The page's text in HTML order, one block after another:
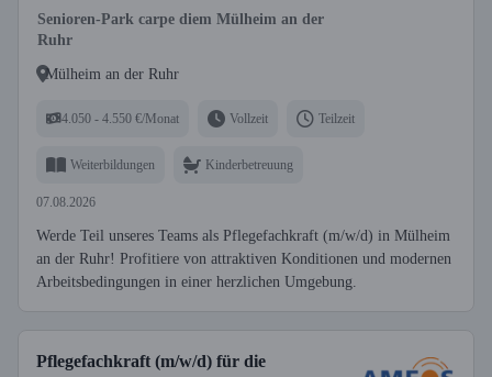
Senioren-Park carpe diem Mülheim an der
Ruhr
Mülheim an der Ruhr
4.050 - 4.550 €/Monat Vollzeit Teilzeit
Weiterbildungen Kinderbetreuung
07.08.2026
Werde Teil unseres Teams als Pflegefachkraft (m/w/d) in Mülheim
an der Ruhr! Profitiere von attraktiven Konditionen und modernen
Arbeitsbedingungen in einer herzlichen Umgebung.
Pflegefachkraft (m/w/d) für die